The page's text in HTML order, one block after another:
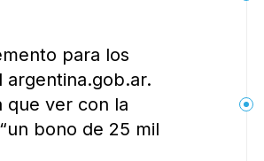
para los
argentina.gob.ar.
que ver con la
bono de 25 mil